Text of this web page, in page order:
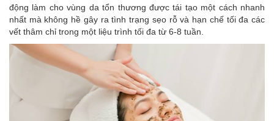
động làm cho vùng da tổn thương được tái tạo một cách nhanh
nhất mà không hề gây ra tình trạng sẹo rỗ và hạn chế tối đa các
vết thâm chỉ trong một liệu trình tối đa từ 6-8 tuần.